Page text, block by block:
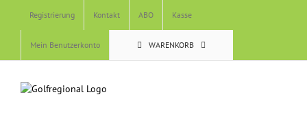
Registrierung Kontakt ABO Kasse
Mein Benutzerkonto WARENKORB